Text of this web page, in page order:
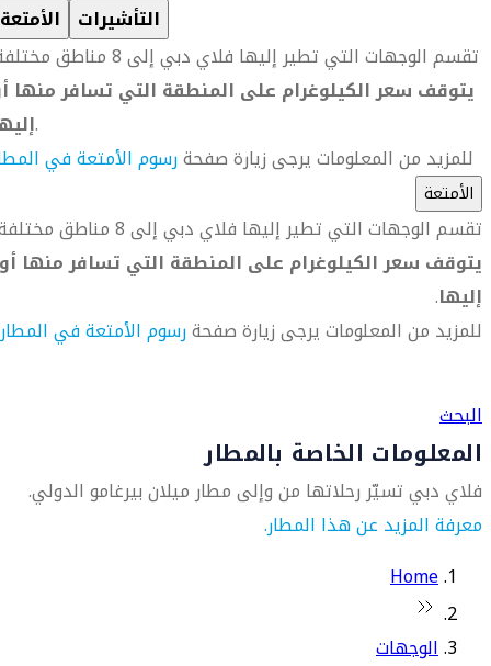
الأمتعة التأشيرات
تقسم الوجهات التي تطير إليها فلاي دبي إلى 8 مناطق مختلفة.
يتوقف سعر الكيلوغرام على المنطقة التي تسافر منها
.
للمزيد من المعلومات يرجى زيارة صفحةرسوم الأمتعة في
الأمتعة
تقسم الوجهات التي تطير إليها فلاي دبي إلى 8 مناطق مختلفة.
يتوقف سعر الكيلوغرام على المنطقة التي تسافر منها أو
إليها.
للمزيد من المعلومات يرجى زيارة صفحةرسوم الأمتعة في المطار
البحث
المعلومات الخاصة بالمطار
فلاي دبي تسيّر رحلاتها من وإلى مطار ميلان بيرغامو الدولي.
معرفة المزيد عن هذا المطار.
Home
الوجهات